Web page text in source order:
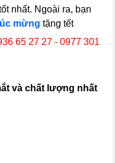
nhất. Ngoài ra, bạn
mừng tặng tết
65 27 27 - 0977 301
và chất lượng nhất